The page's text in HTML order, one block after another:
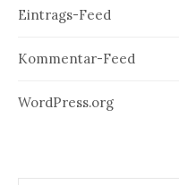
Eintrags-Feed
Kommentar-Feed
WordPress.org